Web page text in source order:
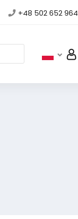
+48 502 652 964